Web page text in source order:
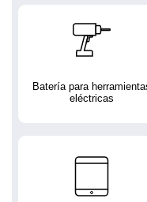
Batería para
eléctricas